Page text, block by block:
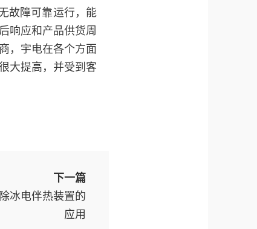
故障可靠运行，能
响应和产品供货周
，宇电在各个方面
大提高，并受到客
下一篇
冰电伴热装置的
应用